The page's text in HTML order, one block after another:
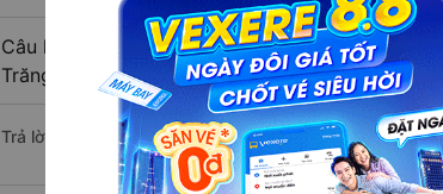
Câu hỏi: Mỗi ngày có bao nhiêu chuyến xe
Trăng ?
Trả lời: Trung bình mỗi ngày có khoảng 3 chuyến xe